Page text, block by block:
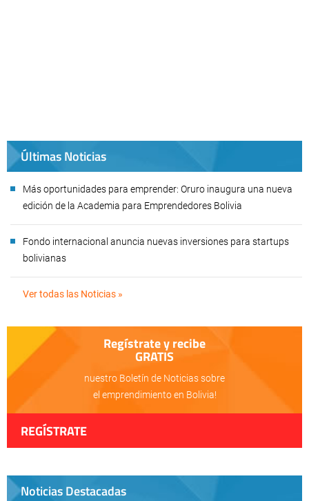
Últimas Noticias
Más oportunidades para emprender: Oruro inaugura una nueva
edición de la Academia para Emprendedores Bolivia
Fondo internacional anuncia nuevas inversiones para startups
bolivianas
Ver todas las Noticias »
Regístrate y recibe
GRATIS
nuestro Boletín de Noticias sobre
el emprendimiento en Bolivia!
REGÍSTRATE
Noticias Destacadas